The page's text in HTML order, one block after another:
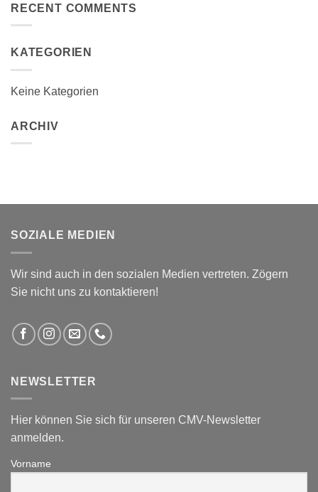
RECENT COMMENTS
KATEGORIEN
Keine Kategorien
ARCHIV
SOZIALE MEDIEN
Wir sind auch in den sozialen Medien vertreten. Zögern
Sie nicht uns zu kontaktieren!
NEWSLETTER
Hier können Sie sich für unseren CMV-Newsletter
anmelden.
Vorname